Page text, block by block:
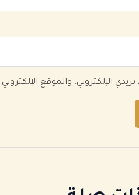
الإلكتروني، والموقع